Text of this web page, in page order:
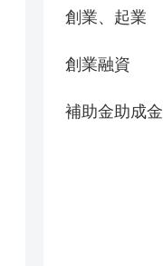
創業、起業
創業融資
補助金助成金